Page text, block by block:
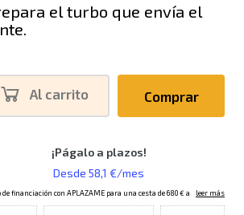
el turbo que envía el
Al carrito Comprar